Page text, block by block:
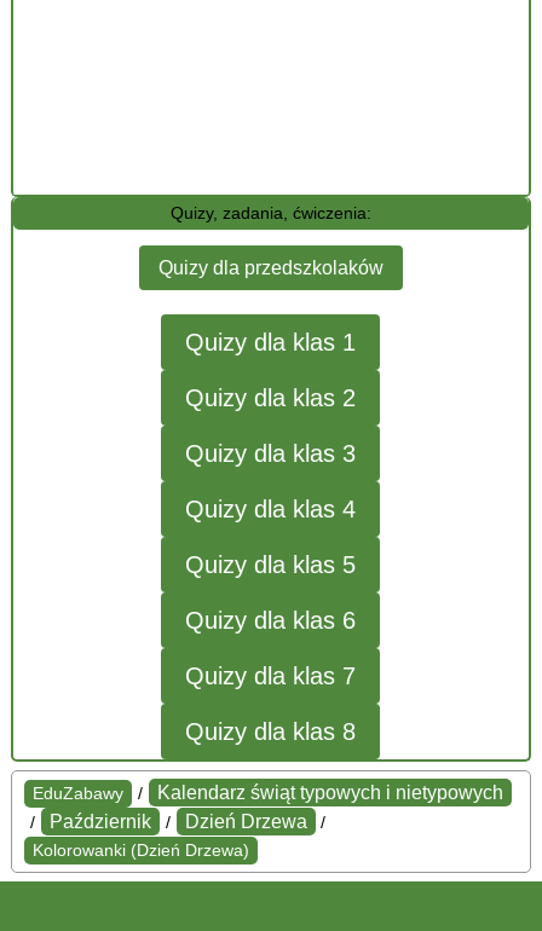
Quizy, zadania, ćwiczenia:
Quizy dla przedszkolaków
Quizy dla klas 1
Quizy dla klas 2
Quizy dla klas 3
Quizy dla klas 4
Quizy dla klas 5
Quizy dla klas 6
Quizy dla klas 7
Quizy dla klas 8
EduZabawy / Kalendarz świąt typowych i nietypowych
/ Październik / Dzień Drzewa
/
Kolorowanki (Dzień Drzewa)